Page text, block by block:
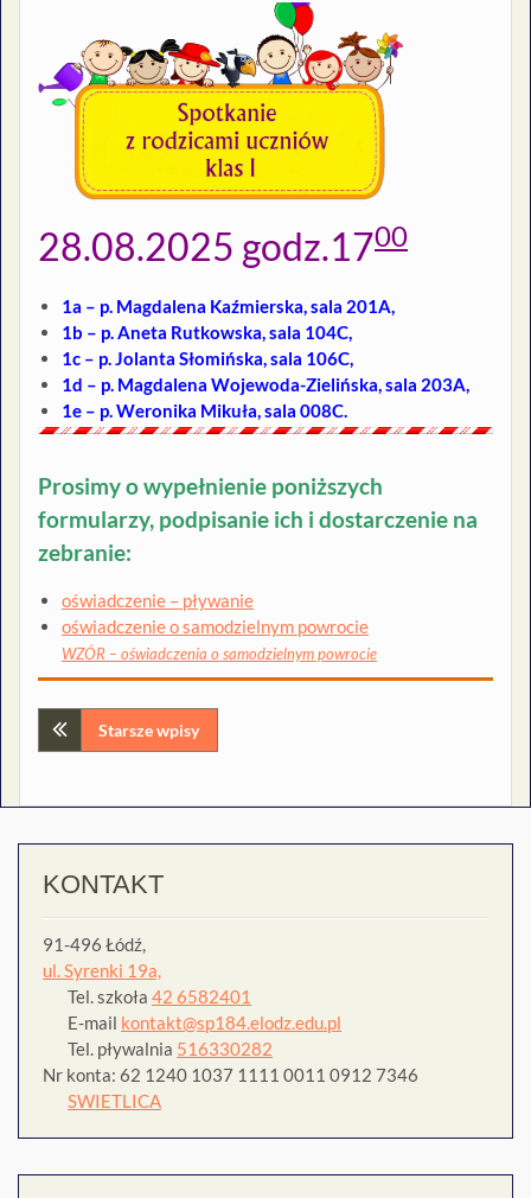
28.08.2025 godz.1700
1a – p. Magdalena Kaźmierska, sala 201A,
1b – p. Aneta Rutkowska, sala 104C,
1c – p. Jolanta Słomińska, sala 106C,
1d – p. Magdalena Wojewoda-Zielińska, sala 203A,
1e – p. Weronika Mikuła, sala 008C.
Prosimy o wypełnienie poniższych
formularzy, podpisanie ich i dostarczenie na
zebranie:
oświadczenie – pływanie
oświadczenie o samodzielnym powrocie
WZÓR – oświadczenia o samodzielnym powrocie
Nawigacja
wpisach
Starsze wpisy
KONTAKT
91-496 Łódź,
ul. Syrenki 19a,
Tel. szkoła 42 6582401
E-mail kontakt@sp184.elodz.edu.pl
Tel. pływalnia 516330282
Nr konta: 62 1240 1037 1111 0011 0912 7346
SWIETLICA